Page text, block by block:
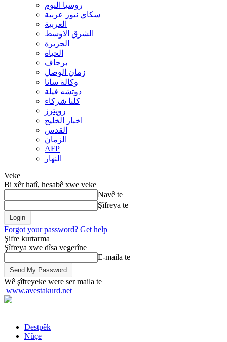
روسیا الیوم
سكاي نيوز عربية
العربية
الشرق الاوسط
الجزيرة
الحیاة
برجاف
زمان الوصل
وکالة سانا
دوتشه فیلة
کلنا شرکاء
رويترز
اخبار الخلیج
القدس
الزمان
AFP
النهار
Veke
Bi xêr hatî, hesabê xwe veke
Navê te
Şîfreya te
Forgot your password? Get help
Şifre kurtarma
Şîfreya xwe dîsa vegerîne
E-maila te
Wê şîfreyeke were ser maila te
www.avestakurd.net
Destpêk
Nûçe